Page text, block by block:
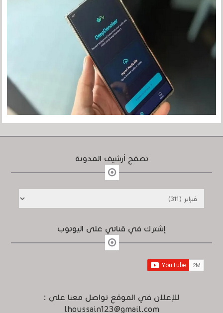
تصفح أرشيف المدونة
إشترك في قناتي على اليوتوب
للإعلان في الموقع تواصل معنا على :
lhoussain123@gmail.com